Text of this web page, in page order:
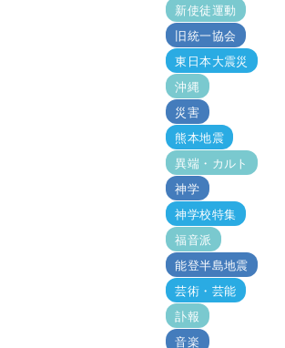
新使徒運動
旧統一協会
東日本大震災
沖縄
災害
熊本地震
異端・カルト
神学
神学校特集
福音派
能登半島地震
芸術・芸能
訃報
音楽